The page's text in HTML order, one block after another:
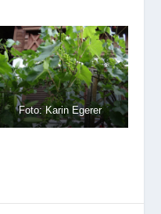
Foto: Karin Egerer